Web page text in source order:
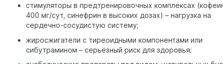
стимуляторы в предтренировочных комплексах
400 мг/сут, синефрин в высоких дозах) – нагрузка на
сердечно-сосудистую систему;
жиросжигатели с тиреоидными компонентами или
сибутрамином – серьёзный риск для здоровья;